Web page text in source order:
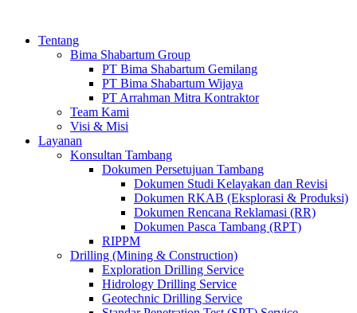
Tentang
Bima Shabartum Group
PT Bima Shabartum Gemilang
PT Bima Shabartum Wijaya
PT Arrahman Mitra Kontraktor
Team Kami
Visi & Misi
Layanan
Konsultan Tambang
Dokumen Persetujuan Tambang
Dokumen Studi Kelayakan dan Revisi
Dokumen RKAB (Eksplorasi & Produksi)
Dokumen Rencana Reklamasi (RR)
Dokumen Pasca Tambang (RPT)
RIPPM
Drilling (Mining & Construction)
Exploration Drilling Service
Hidrology Drilling Service
Geotechnic Drilling Service